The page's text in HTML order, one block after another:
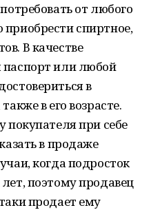
от любого
спиртное,
В качестве
паспорт или любой
в
в его возрасте.
покупателя при себе
в продаже
когда подросток
поэтому продавец
продает ему